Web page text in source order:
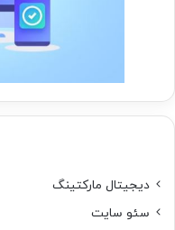
دیجیتال مارکتینگ
سئو سایت